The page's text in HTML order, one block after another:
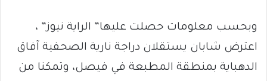
وبحسب معلومات حصلت عليها” الراية نيوز” ،
اعترض شابان يستقلان دراجة نارية الصحفية آفاق
الدهباية بمنطقة المطبعة في فيصل، وتمكنا من